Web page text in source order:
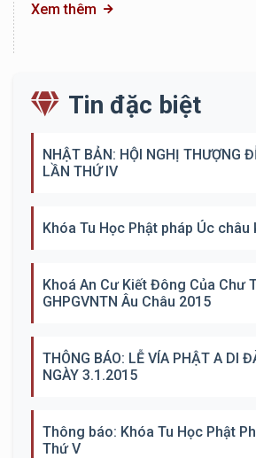
Xem thêm
Tin đặc biệt
NHẬT BẢN: HỘI NGHỊ THƯỢNG
LẦN THỨ IV
Khóa Tu Học Phật pháp Úc châu
Khoá An Cư Kiết Đông Của Chư
GHPGVNTN Âu Châu 2015
THÔNG BÁO: LỄ VÍA PHẬT A DI
NGÀY 3.1.2015
Thông báo: Khóa Tu Học Phật
Thứ V